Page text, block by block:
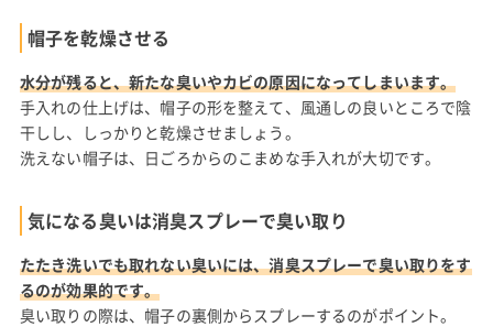
帽子を乾燥させる
水分が残ると、新たな臭いやカビの原因になってしまいます。
手入れの仕上げは、帽子の形を整えて、風通しの良いところで陰
干しし、しっかりと乾燥させましょう。
洗えない帽子は、日ごろからのこまめな手入れが大切です。
気になる臭いは消臭スプレーで臭い取り
たたき洗いでも取れない臭いには、消臭スプレーで臭い取りをす
るのが効果的です。
臭い取りの際は、帽子の裏側からスプレーするのがポイント。